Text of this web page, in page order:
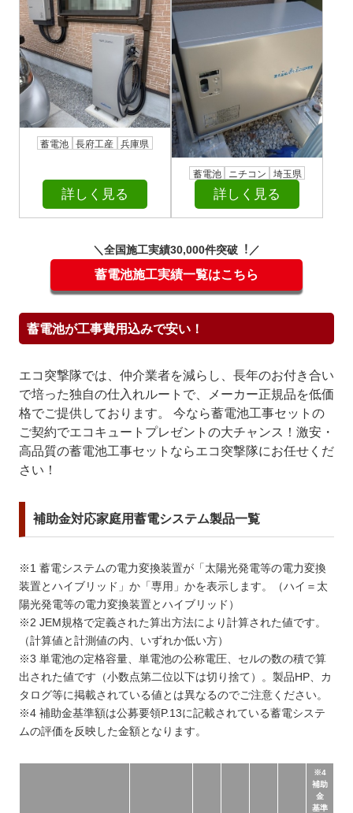
蓄電池 長府工産 兵庫県
詳しく見る
蓄電池 ニチコン 埼玉県
詳しく見る
＼全国施⼯実績30,000件突破︕／
蓄電池施工実績一覧はこちら
蓄電池が工事費用込みで安い！
エコ突撃隊では、仲介業者を減らし、長年のお付き合い
で培った独自の仕入れルートで、メーカー正規品を低価
格でご提供しております。 今なら蓄電池工事セットの
ご契約でエコキュートプレゼントの大チャンス！激安・
高品質の蓄電池工事セットならエコ突撃隊にお任せくだ
さい！
補助金対応家庭用蓄電システム製品一覧
※1 蓄電システムの電力変換装置が「太陽光発電等の電力変換
装置とハイブリッド」か「専用」かを表示します。（ハイ＝太
陽光発電等の電力変換装置とハイブリッド）
※2 JEM規格で定義された算出方法により計算された値です。
（計算値と計測値の内、いずれか低い方）
※3 単電池の定格容量、単電池の公称電圧、セルの数の積で算
出された値です（小数点第二位以下は切り捨て）。製品HP、カ
タログ等に掲載されている値とは異なるのでご注意ください。
※4 補助金基準額は公募要領P.13に記載されている蓄電システ
ムの評価を反映した金額となります。
※4
補助
金
基準